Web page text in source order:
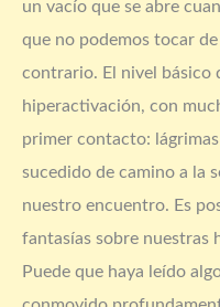
un vacío que se abre
que no podemos tocar
contrario. El nivel básico
hiperactivación, con
primer contacto:
sucedido de camino a la
nuestro encuentro. Es
fantasías sobre nuestras
Puede que haya leído